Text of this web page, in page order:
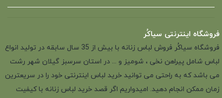
فروشگاه اینترنتی سیاکُر
فروشگاه سیاکُر فروش لباس زنانه با بیش از 35 سال سابقه در تولید انواع
لباس شامل پیراهن نخی ، شومیز و ... در استان سرسبز گیلان شهر رشت
می باشد که به راحتی می توانید خرید لباس اینترنتی خود را در سریعترین
زمان ممکن انجام دهید. امیدواریم اگر قصد خرید لباس زنانه با کیفیت